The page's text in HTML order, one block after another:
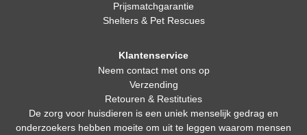
Prijsmatchgarantie
Shelters & Pet Rescues
Klantenservice
Neem contact met ons op
Verzending
Retouren & Restituties
De zorg voor huisdieren is een uniek menselijk gedrag en
onderzoekers hebben moeite om uit te leggen waarom mensen